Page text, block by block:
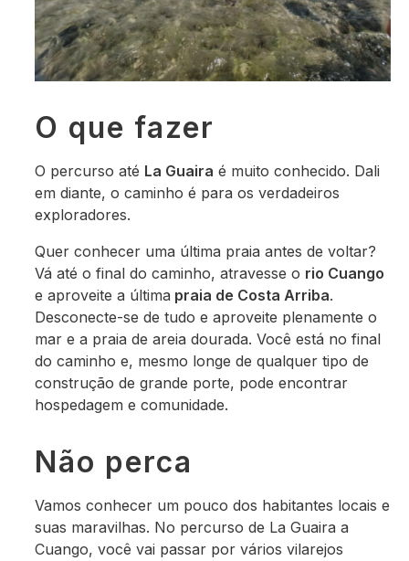
O que fazer
O percurso até La Guaira é muito conhecido. Dali
em diante, o caminho é para os verdadeiros
exploradores.
Quer conhecer uma última praia antes de voltar?
Vá até o final do caminho, atravesse o rio Cuango
e aproveite a última praia de Costa Arriba.
Desconecte-se de tudo e aproveite plenamente o
mar e a praia de areia dourada. Você está no final
do caminho e, mesmo longe de qualquer tipo de
construção de grande porte, pode encontrar
hospedagem e comunidade.
Não perca
Vamos conhecer um pouco dos habitantes locais e
suas maravilhas. No percurso de La Guaira a
Cuango, você vai passar por vários vilarejos